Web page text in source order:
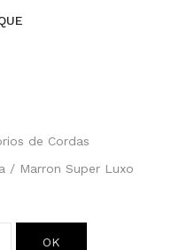
de Cordas
/ Marron Super Luxo
OK